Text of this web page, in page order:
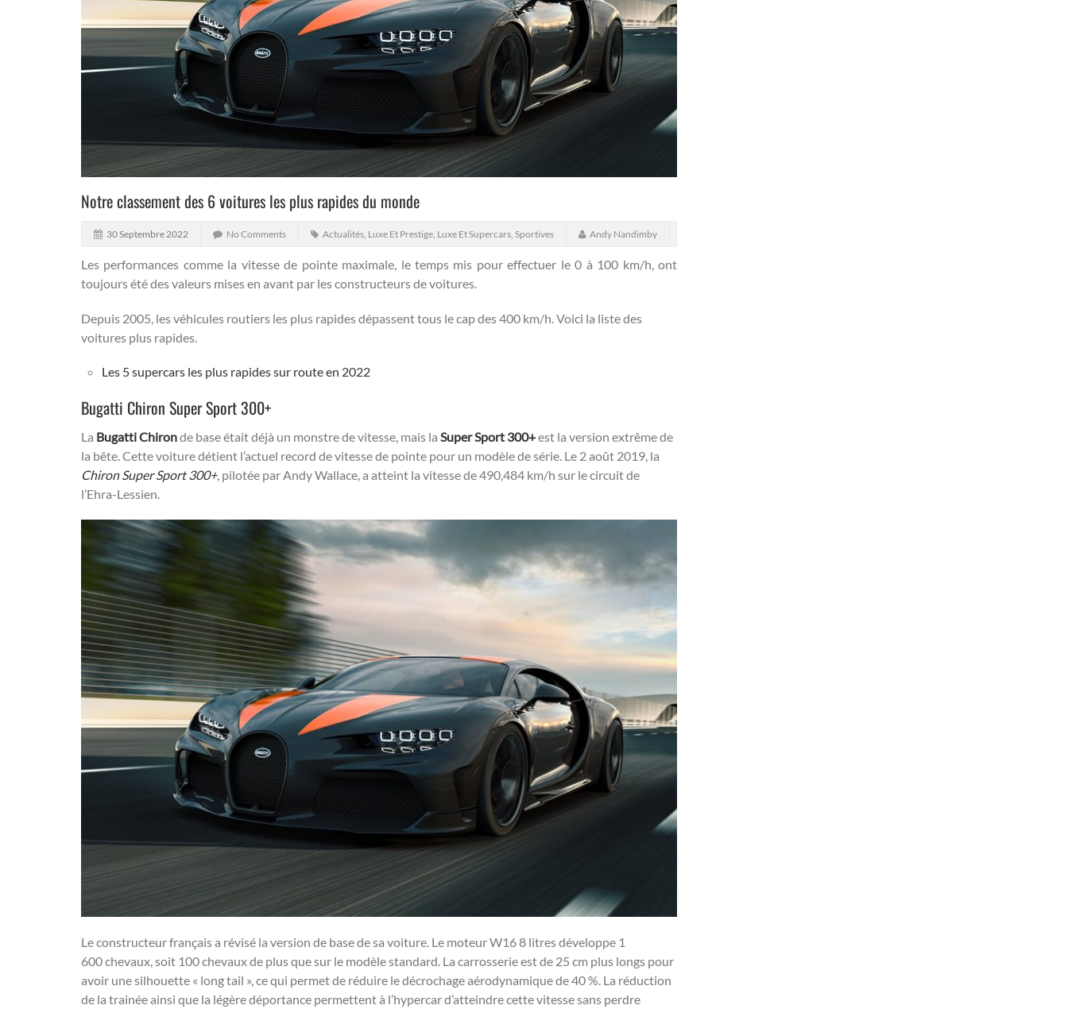
Notre classement des 6 voitures les plus rapides du monde
30 Septembre 2022 No Comments Actualités, Luxe Et Prestige, Luxe Et Supercars, Sportives Andy Nandimby
Les performances comme la vitesse de pointe maximale, le temps mis pour effectuer le 0 à 100 km/h, ont
toujours été des valeurs mises en avant par les constructeurs de voitures.
Depuis 2005, les véhicules routiers les plus rapides dépassent tous le cap des 400 km/h. Voici la liste des
voitures plus rapides.
Les 5 supercars les plus rapides sur route en 2022
Bugatti Chiron Super Sport 300+
La Bugatti Chironde base était déjà un monstre de vitesse, mais la Super Sport 300+est la version extrême de
la bête. Cette voiture détient l’actuel record de vitesse de pointe pour un modèle de série. Le 2 août 2019, la
Chiron Super Sport 300+, pilotée par Andy Wallace, a atteint la vitesse de 490,484 km/h sur le circuit de
l’Ehra-Lessien.
Le constructeur français a révisé la version de base de sa voiture. Le moteur W16 8 litres développe 1
600 chevaux, soit 100 chevaux de plus que sur le modèle standard. La carrosserie est de 25 cm plus longs pour
avoir une silhouette « long tail », ce qui permet de réduire le décrochage aérodynamique de 40 %. La réduction
de la trainée ainsi que la légère déportance permettent à l’hypercar d’atteindre cette vitesse sans perdre